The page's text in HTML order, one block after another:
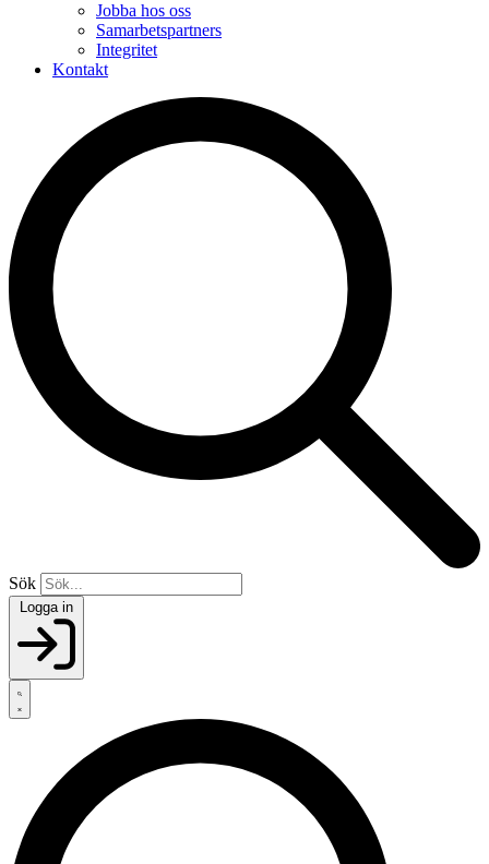
Jobba hos oss
Samarbetspartners
Integritet
Kontakt
Sök
Logga in